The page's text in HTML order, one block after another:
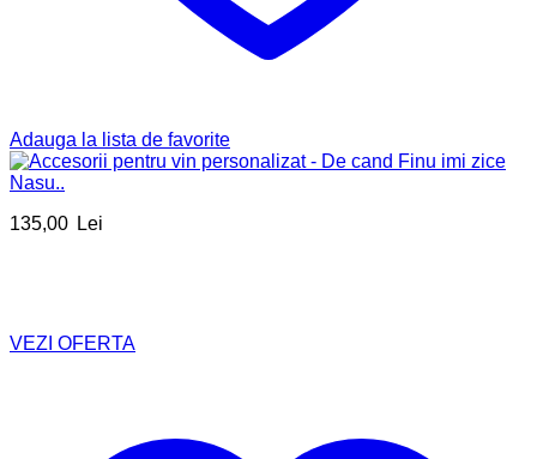
Adauga la lista de favorite
135,00 Lei
VEZI OFERTA